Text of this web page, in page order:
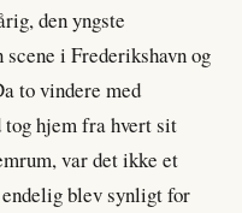
den yngste
scene i Frederikshavn og
to vindere med
hjem fra hvert sit
var det ikke et
blev synligt for